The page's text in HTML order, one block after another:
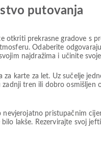
putovanja
prekrasne gradove s
Odaberite
najdražima i učinite
karte za let. Uz sučelje
tren ili dobro osmišljen
pristupačnim
lakše. Rezervirajte svoj